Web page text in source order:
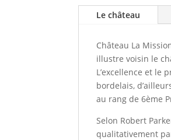
Le château
Château La
illustre voisin le
L’excellence et le
bordelais,
au rang de 6ème
Selon Robert
qualitativement